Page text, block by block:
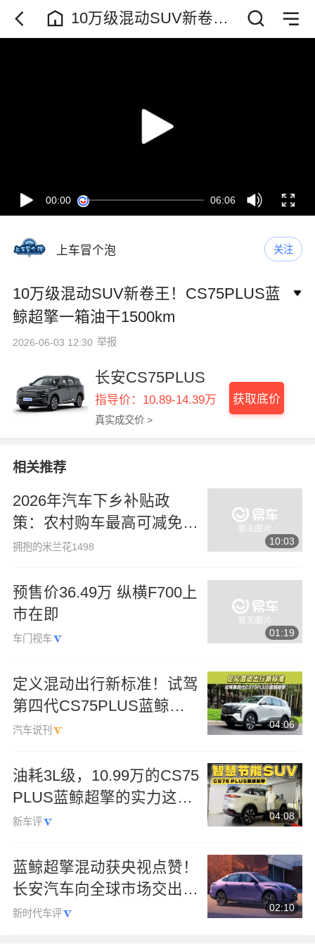
10万级混动SUV新卷
王！CS75PLUS蓝鲸超
00:00 06:06
上车冒个泡 关注
10万级混动SUV新卷王！CS75PLUS蓝
鲸超擎一箱油干1500km
2026-06-03 12:30 举报
长安CS75PLUS
指导价：10.89-14.39万
真实成交价 >
获取底价
相关推荐
2026年汽车下乡补贴政
策：农村购车最高可减免3
万元，符合条件者可直接领
拥抱的米兰花1498
10:03
预售价36.49万 纵横F700上
市在即
车门视车
01:19
定义混动出行新标准！试驾
第四代CS75PLUS蓝鲸超
擎
汽车说刊
04:06
油耗3L级，10.99万的CS75
PLUS蓝鲸超擎的实力这么
强？
新车评
04:08
蓝鲸超擎混动获央视点赞！
长安汽车向全球市场交出
“中国方案”
新时代车评
02:10